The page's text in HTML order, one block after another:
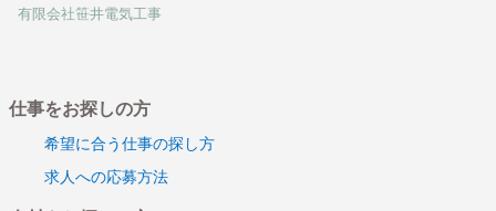
有限会社笹井電気工事
仕事をお探しの方
希望に合う仕事の探し方
求人への応募方法